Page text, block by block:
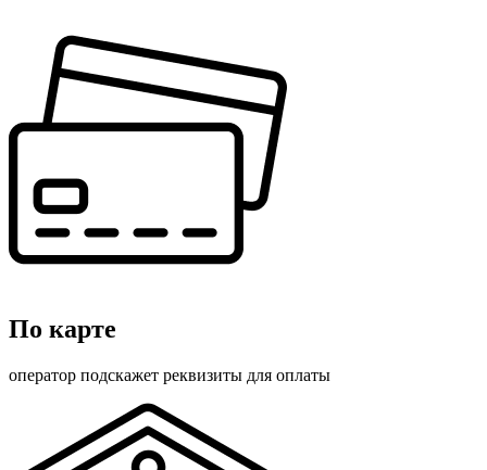
По карте
оператор подскажет реквизиты для оплаты